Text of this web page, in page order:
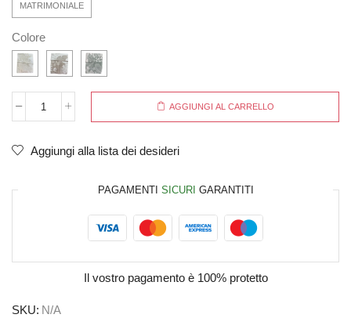
MATRIMONIALE
Colore
AGGIUNGI AL CARRELLO
Aggiungi alla lista dei desideri
PAGAMENTI SICURI GARANTITI
Il vostro pagamento è 100% protetto
SKU: N/A